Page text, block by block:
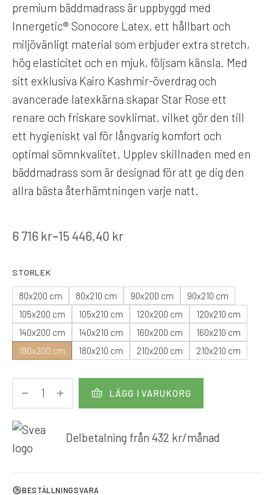
premium bäddmadrass är uppbyggd med
Innergetic® Sonocore Latex, ett hållbart och
miljövänligt material som erbjuder extra stretch,
hög elasticitet och en mjuk, följsam känsla. Med
sitt exklusiva Kairo Kashmir-överdrag och
avancerade latexkärna skapar Star Rose ett
renare och friskare sovklimat, vilket gör den till
ett hygieniskt val för långvarig komfort och
optimal sömnkvalitet. Upplev skillnaden med en
bäddmadrass som är designad för att ge dig den
allra bästa återhämtningen varje natt.
6 716 kr–15 446,40 kr
STORLEK
80x200 cm 80x210 cm 90x200 cm
90x210 cm
105x200 cm
105x210 cm 120x200 cm
120x210 cm
140x200 cm
140x210 cm 160x200 cm
160x210 cm
180x200 cm
180x210 cm 210x200 cm 210x210 cm
LÄGG I VARUKORG
Delbetalning från 432 kr/månad
BESTÄLLNINGSVARA